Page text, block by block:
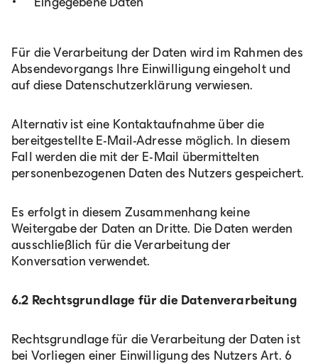
Für die Verarbeitung der Daten wird im Rahmen des
Absendevorgangs Ihre Einwilligung eingeholt und
auf diese Datenschutzerklärung verwiesen.
Alternativ ist eine Kontaktaufnahme über die
bereitgestellte E-Mail-Adresse möglich. In diesem
Fall werden die mit der E-Mail übermittelten
personenbezogenen Daten des Nutzers gespeichert.
Es erfolgt in diesem Zusammenhang keine
Weitergabe der Daten an Dritte. Die Daten werden
ausschließlich für die Verarbeitung der
Konversation verwendet.
6.2 Rechtsgrundlage für die Datenverarbeitung
Rechtsgrundlage für die Verarbeitung der Daten ist
bei Vorliegen einer Einwilligung des Nutzers Art. 6